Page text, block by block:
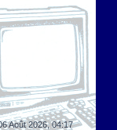
Août 2026, 04:17